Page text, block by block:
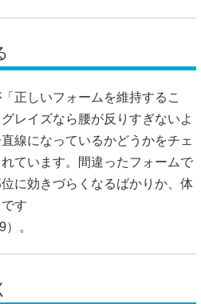
正しいフォームを維持するこ
レイズなら腰が反りすぎないよ
線になっているかどうかをチェ
ています。間違ったフォームで
に効きづらくなるばかりか、体
す
。